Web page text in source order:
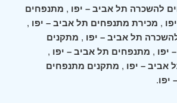
להשכרה תל אביב – יפו , מתנפחים
, מכירת מתנפחים תל אביב – יפו ,
תל אביב – יפו , מתקנים
יפו , מתנפחים תל אביב – יפו ,
אביב – יפו , מתקנים מתנפחים
יפו.